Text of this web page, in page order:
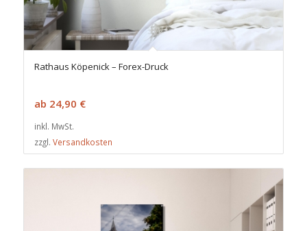
Rathaus Köpenick – Forex-Druck
ab 24,90 €
inkl. MwSt.
zzgl. Versandkosten